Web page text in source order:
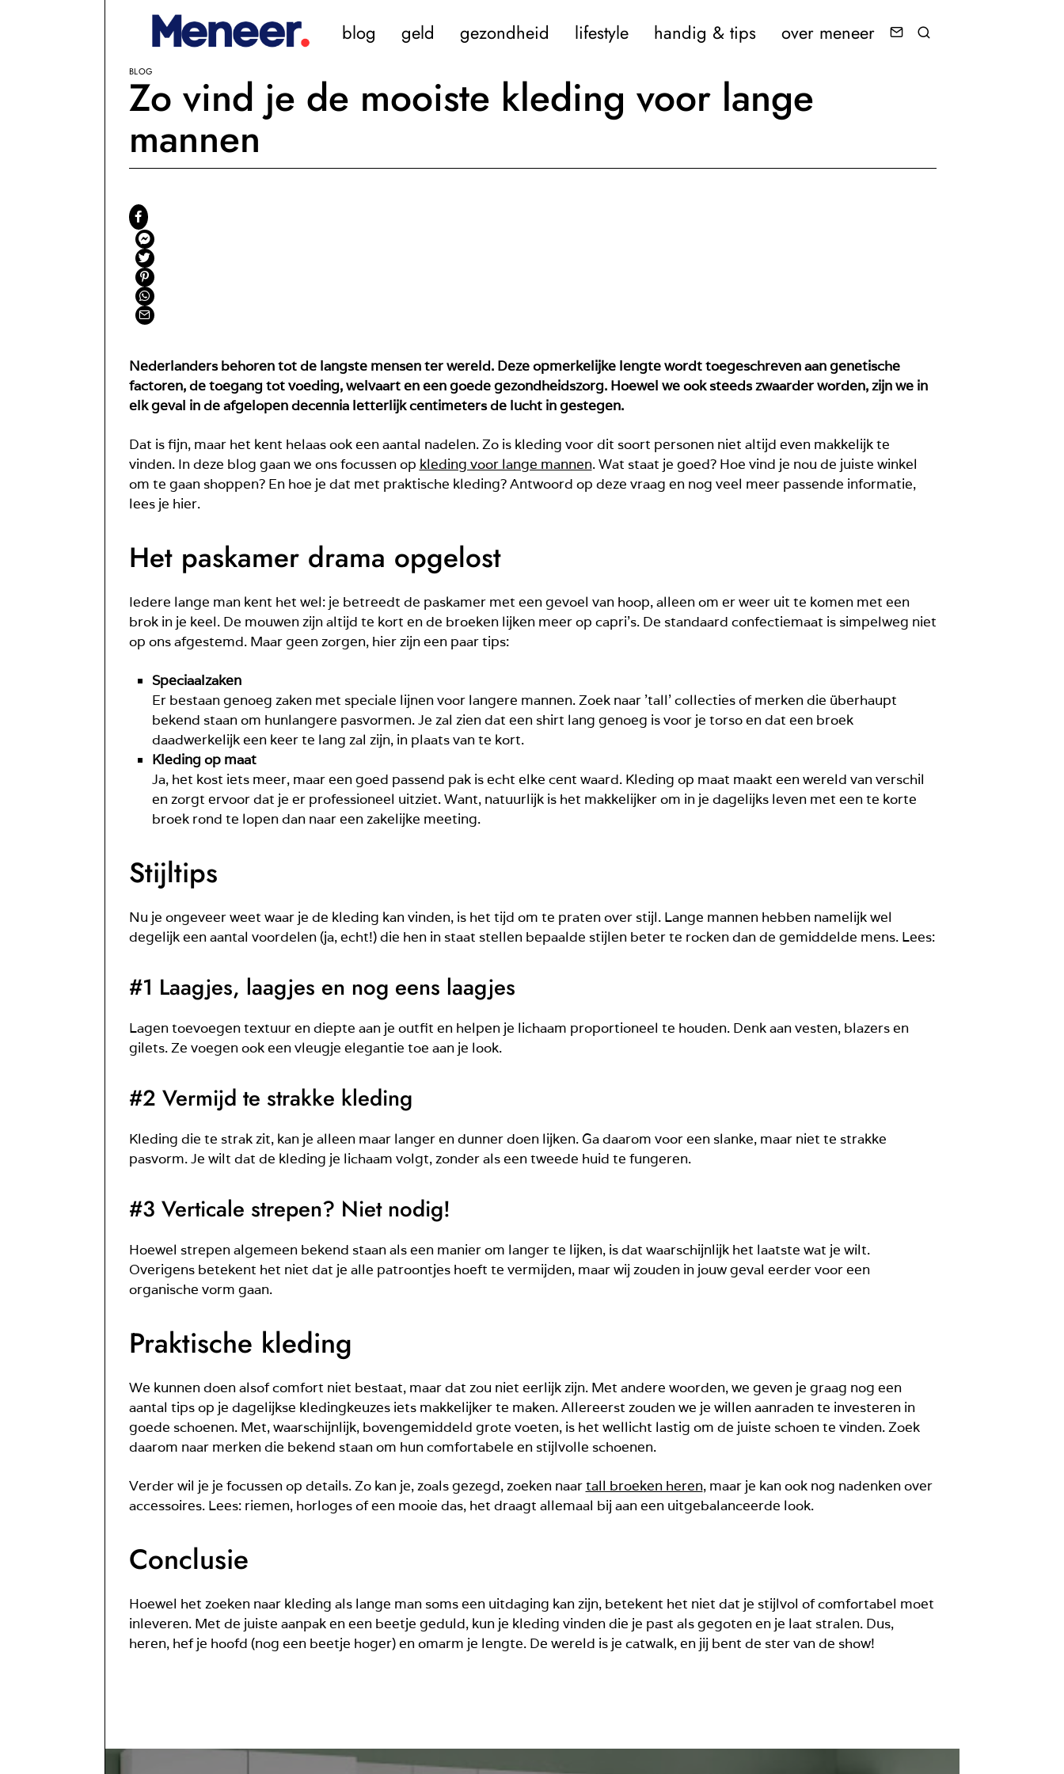
blog geld gezondheid lifestyle handig & tips over meneer
BLOG
Zo vind je de mooiste kleding voor lange
mannen
Nederlanders behoren tot de langste mensen ter wereld. Deze opmerkelijke lengte wordt toegeschreven aan genetische
factoren, de toegang tot voeding, welvaart en een goede gezondheidszorg. Hoewel we ook steeds zwaarder worden, zijn we in
elk geval in de afgelopen decennia letterlijk centimeters de lucht in gestegen.
Dat is fijn, maar het kent helaas ook een aantal nadelen. Zo is kleding voor dit soort personen niet altijd even makkelijk te
vinden. In deze blog gaan we ons focussen op kleding voor lange mannen. Wat staat je goed? Hoe vind je nou de juiste winkel
om te gaan shoppen? En hoe je dat met praktische kleding? Antwoord op deze vraag en nog veel meer passende informatie,
lees je hier.
Het paskamer drama opgelost
Iedere lange man kent het wel: je betreedt de paskamer met een gevoel van hoop, alleen om er weer uit te komen met een
brok in je keel. De mouwen zijn altijd te kort en de broeken lijken meer op capri’s. De standaard confectiemaat is simpelweg niet
op ons afgestemd. Maar geen zorgen, hier zijn een paar tips:
Speciaalzaken
Er bestaan genoeg zaken met speciale lijnen voor langere mannen. Zoek naar ’tall’ collecties of merken die überhaupt
bekend staan om hunlangere pasvormen. Je zal zien dat een shirt lang genoeg is voor je torso en dat een broek
daadwerkelijk een keer te lang zal zijn, in plaats van te kort.
Kleding op maat
Ja, het kost iets meer, maar een goed passend pak is echt elke cent waard. Kleding op maat maakt een wereld van verschil
en zorgt ervoor dat je er professioneel uitziet. Want, natuurlijk is het makkelijker om in je dagelijks leven met een te korte
broek rond te lopen dan naar een zakelijke meeting.
Stijltips
Nu je ongeveer weet waar je de kleding kan vinden, is het tijd om te praten over stijl. Lange mannen hebben namelijk wel
degelijk een aantal voordelen (ja, echt!) die hen in staat stellen bepaalde stijlen beter te rocken dan de gemiddelde mens. Lees:
#1 Laagjes, laagjes en nog eens laagjes
Lagen toevoegen textuur en diepte aan je outfit en helpen je lichaam proportioneel te houden. Denk aan vesten, blazers en
gilets. Ze voegen ook een vleugje elegantie toe aan je look.
#2 Vermijd te strakke kleding
Kleding die te strak zit, kan je alleen maar langer en dunner doen lijken. Ga daarom voor een slanke, maar niet te strakke
pasvorm. Je wilt dat de kleding je lichaam volgt, zonder als een tweede huid te fungeren.
#3 Verticale strepen? Niet nodig!
Hoewel strepen algemeen bekend staan als een manier om langer te lijken, is dat waarschijnlijk het laatste wat je wilt.
Overigens betekent het niet dat je alle patroontjes hoeft te vermijden, maar wij zouden in jouw geval eerder voor een
organische vorm gaan.
Praktische kleding
We kunnen doen alsof comfort niet bestaat, maar dat zou niet eerlijk zijn. Met andere woorden, we geven je graag nog een
aantal tips op je dagelijkse kledingkeuzes iets makkelijker te maken. Allereerst zouden we je willen aanraden te investeren in
goede schoenen. Met, waarschijnlijk, bovengemiddeld grote voeten, is het wellicht lastig om de juiste schoen te vinden. Zoek
daarom naar merken die bekend staan om hun comfortabele en stijlvolle schoenen.
Verder wil je je focussen op details. Zo kan je, zoals gezegd, zoeken naartall broeken heren, maar je kan ook nog nadenken over
accessoires. Lees: riemen, horloges of een mooie das, het draagt allemaal bij aan een uitgebalanceerde look.
Conclusie
Hoewel het zoeken naar kleding als lange man soms een uitdaging kan zijn, betekent het niet dat je stijlvol of comfortabel moet
inleveren. Met de juiste aanpak en een beetje geduld, kun je kleding vinden die je past als gegoten en je laat stralen. Dus,
heren, hef je hoofd (nog een beetje hoger) en omarm je lengte. De wereld is je catwalk, en jij bent de ster van de show!